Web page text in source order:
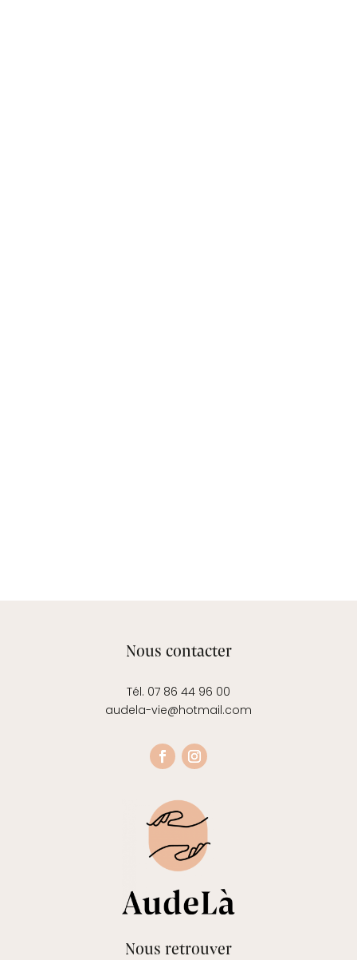
Nous contacter
Tél. 07 86 44 96 00
audela-vie@hotmail.com
Nous retrouver